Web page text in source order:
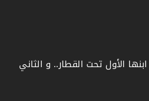
الأول تحت القطار.. و الثاني